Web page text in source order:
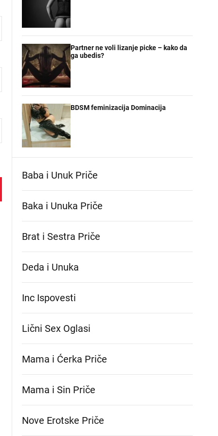
Partner ne voli lizanje picke – kako da
ga ubedis?
BDSM feminizacija Dominacija
Baba i Unuk Priče
Baka i Unuka Pričе
Brat i Sestra Priče
Deda i Unuka
Inc Ispovesti
Lični Sex Oglasi
Mama i Ćerka Priče
Mama i Sin Priče
Nove Erotske Priče